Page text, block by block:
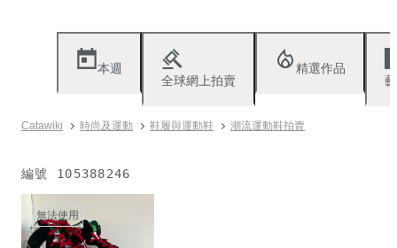
本週
全球網上拍賣
精選作品
Catawiki 時尚及運動 鞋履與運動鞋 潮流運動鞋拍賣
編號 105388246
無法使用